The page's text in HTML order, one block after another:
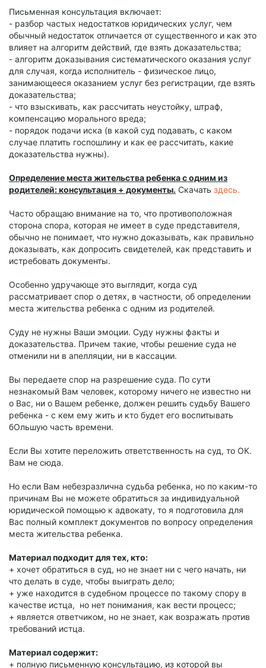
Письменная консультация включает:
- разбор частых недостатков юридических услуг, чем
обычный недостаток отличается от существенного и как это
влияет на алгоритм действий, где взять доказательства;
- алгоритм доказывания систематического оказания услуг
для случая, когда исполнитель - физическое лицо,
занимающееся оказанием услуг без регистрации, где взять
доказательства;
- что взыскивать, как рассчитать неустойку, штраф,
компенсацию морального вреда;
- порядок подачи иска (в какой суд подавать, с каком
случае платить госпошлину и как ее рассчитать, какие
доказательства нужны).
Определение места жительства ребенка с одним из
родителей: консультация + документы. Скачать здесь.
Часто обращаю внимание на то, что противоположная
сторона спора, которая не имеет в суде представителя,
обычно не понимает, что нужно доказывать, как правильно
доказывать, как допросить свидетелей, как представить и
истребовать документы.
Особенно удручающе это выглядит, когда суд
рассматривает спор о детях, в частности, об определении
места жительства ребенка с одним из родителей.
Суду не нужны Ваши эмоции. Суду нужны факты и
доказательства. Причем такие, чтобы решение суда не
отменили ни в апелляции, ни в кассации.
Вы передаете спор на разрешение суда. По сути
незнакомый Вам человек, которому ничего не известно ни
о Вас, ни о Вашем ребенке, должен решить судьбу Вашего
ребенка - с кем ему жить и кто будет его воспитывать
бОльшую часть времени.
Если Вы хотите переложить ответственность на суд, то ОК.
Вам не сюда.
Но если Вам небезразлична судьба ребенка, но по каким-то
причинам Вы не можете обратиться за индивидуальной
юридической помощью к адвокату, то я подготовила для
Вас полный комплект документов по вопросу определения
места жительства ребенка.
Материал подходит для тех, кто:
+ хочет обратиться в суд, но не знает ни с чего начать, ни
что делать в суде, чтобы выиграть дело;
+ уже находится в судебном процессе по такому спору в
качестве истца, но нет понимания, как вести процесс;
+ является ответчиком, но не знает, как возражать против
требований истца.
Материал содержит:
+ полную письменную консультацию, из которой вы